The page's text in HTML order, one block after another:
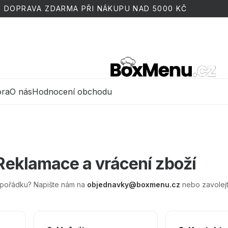
DOPRAVA ZDARMA PŘI NÁKUPU NAD 5000 KČ
O násHodnocení obchodu
a vrácení zboží
Napište nám na objednavky@boxmenu.cz nebo